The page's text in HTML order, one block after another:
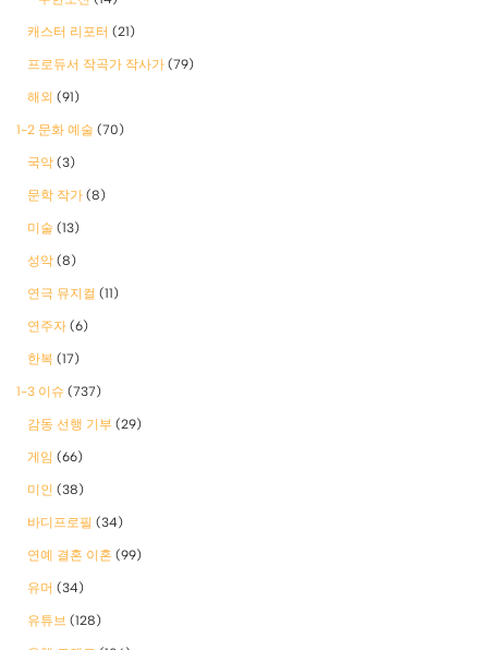
캐스터 리포터 (21)
프로듀서 작곡가 작사가 (79)
해외 (91)
1-2 문화 예술 (70)
국악 (3)
문학 작가 (8)
미술 (13)
성악 (8)
연극 뮤지컬 (11)
연주자 (6)
한복 (17)
1-3 이슈 (737)
감동 선행 기부 (29)
게임 (66)
미인 (38)
바디프로필 (34)
연예 결혼 이혼 (99)
유머 (34)
유튜브 (128)